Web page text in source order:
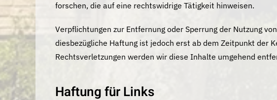
forschen, die auf eine rechtswidrige Tätigkeit hinweisen.
Verpflichtungen zur Entfernung oder Sperrung der Nutzung
diesbezügliche Haftung ist jedoch erst ab dem Zeitpunkt der
Rechtsverletzungen werden wir diese Inhalte umgehend
Haftung für Links